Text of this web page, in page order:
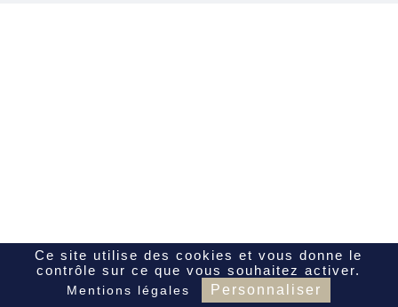
Ce site utilise des cookies et vous donne le
contrôle sur ce que vous souhaitez activer.
Mentions légales Personnaliser